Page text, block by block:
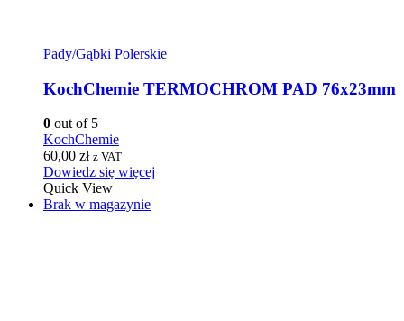
Pady/Gąbki Polerskie
KochChemie TERMOCHROM PAD 76x23mm
0 out of 5
KochChemie
60,00 zł z VAT
Dowiedz się więcej
Quick View
Brak w magazynie